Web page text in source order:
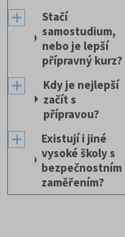
Stačí
samostudium,
nebo je lepší
přípravný kurz?
Kdy je nejlepší
začít s
přípravou?
Existují i jiné
vysoké školy s
bezpečnostním
zaměřením?